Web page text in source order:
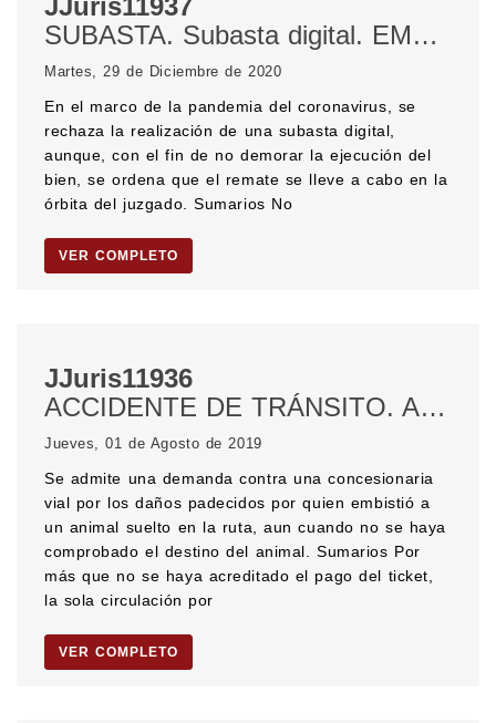
JJuris11937
SUBASTA. Subasta digital. EMERGENCIA SANITARIA. PANDEMIA. CORONAVIRUS.
Martes, 29 de Diciembre de 2020
En el marco de la pandemia del coronavirus, se
rechaza la realización de una subasta digital,
aunque, con el fin de no demorar la ejecución del
bien, se ordena que el remate se lleve a cabo en la
órbita del juzgado. Sumarios No
VER COMPLETO
JJuris11936
ACCIDENTE DE TRÁNSITO. Animales sueltos. AUTOPISTA. Responsabilidad de la concesionaria del peaje. OBLIGACIÓN DE SEGURIDAD. DEFENSA DEL CONSUMIDOR.
Jueves, 01 de Agosto de 2019
Se admite una demanda contra una concesionaria
vial por los daños padecidos por quien embistió a
un animal suelto en la ruta, aun cuando no se haya
comprobado el destino del animal. Sumarios Por
más que no se haya acreditado el pago del ticket,
la sola circulación por
VER COMPLETO